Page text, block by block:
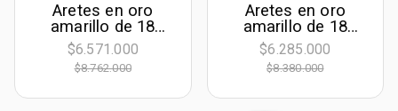
Aretes en oro
amarillo de 18
Kilates, Gota
$6.571.000
$8.762.000
Aretes en oro
amarillo de 18
Kilates, Figuras
geométricas
$6.285.000
$8.380.000